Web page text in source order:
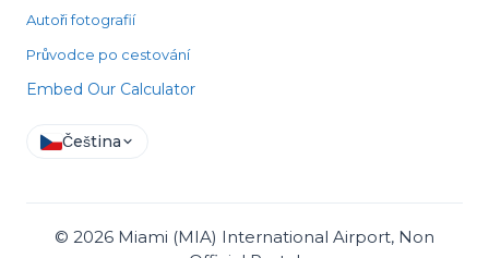
Autoři fotografií
Průvodce po cestování
Embed Our Calculator
Čeština
© 2026 Miami (MIA) International Airport, Non